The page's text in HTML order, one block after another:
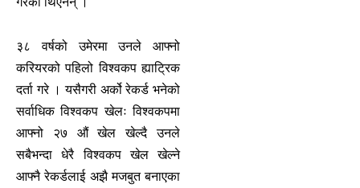
३८ वर्षको उमेरमा उनले आफ्नो
करियरको पहिलो विश्वकप ह्याट्रिक
दर्ता गरे । यसैगरी अर्को रेकर्ड भनेको
सर्वाधिक विश्वकप खेलः विश्वकपमा
आफ्नो २७ औं खेल खेल्दै उनले
सबैभन्दा धेरै विश्वकप खेल खेल्ने
आफ्नै रेकर्डलाई अझै मजबुत बनाएका